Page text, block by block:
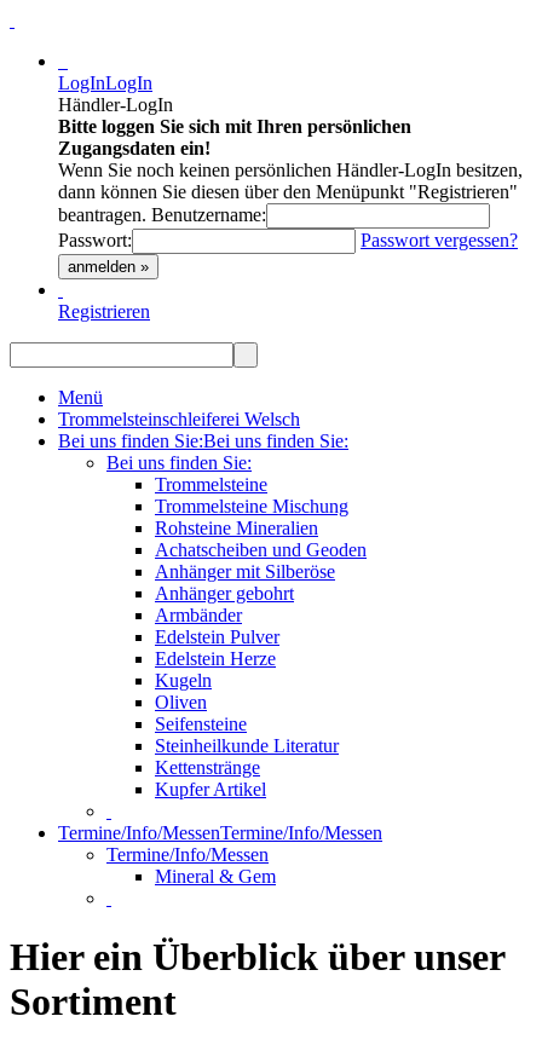
LogInLogIn
Händler-LogIn
Bitte loggen Sie sich mit Ihren persönlichen
Zugangsdaten ein!
Wenn Sie noch keinen persönlichen Händler-LogIn besitzen,
dann können Sie diesen über den Menüpunkt "Registrieren"
beantragen. Benutzername:
Passwort:
Passwort vergessen?
anmelden »
Registrieren
Menü
Trommelsteinschleiferei Welsch
Bei uns finden Sie:Bei uns finden Sie:
Bei uns finden Sie:
Trommelsteine
Trommelsteine Mischung
Rohsteine Mineralien
Achatscheiben und Geoden
Anhänger mit Silberöse
Anhänger gebohrt
Armbänder
Edelstein Pulver
Edelstein Herze
Kugeln
Oliven
Seifensteine
Steinheilkunde Literatur
Kettenstränge
Kupfer Artikel
Termine/Info/MessenTermine/Info/Messen
Termine/Info/Messen
Mineral & Gem
Hier ein Überblick über unser
Sortiment